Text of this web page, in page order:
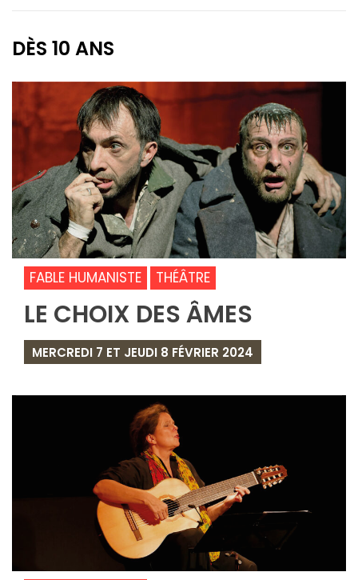
DÈS 10 ANS
FABLE HUMANISTE THÉÂTRE
LE CHOIX DES ÂMES
MERCREDI 7 ET JEUDI 8 FÉVRIER 2024